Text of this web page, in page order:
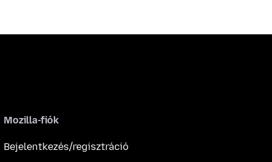
Mozilla-fiók
Bejelentkezés/regisztráció